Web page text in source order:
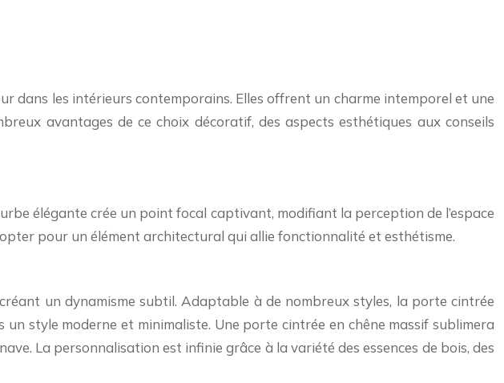
dans les intérieurs contemporains. Elles offrent un charme intemporel et une
avantages de ce choix décoratif, des aspects esthétiques aux conseils
élégante crée un point focal captivant, modifiant la perception de l’espace
pour un élément architectural qui allie fonctionnalité et esthétisme.
un dynamisme subtil. Adaptable à de nombreux styles, la porte cintrée
style moderne et minimaliste. Une porte cintrée en chêne massif sublimera
La personnalisation est infinie grâce à la variété des essences de bois, des